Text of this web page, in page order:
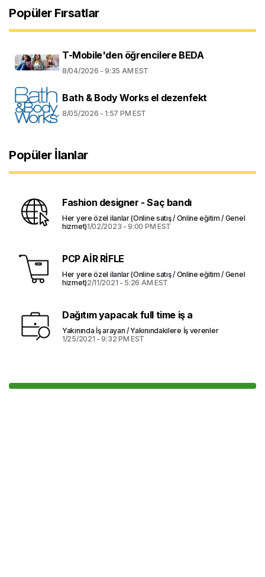
Popüler Fırsatlar
T-Mobile'den öğrencilere BEDA
8/04/2026 - 9:35 AM EST
Bath & Body Works el dezenfekt
8/05/2026 - 1:57 PM EST
Popüler İlanlar
Fashion designer - Saç bandı
Her yere özel ilanlar (Online satış / Online eğitim / Genel
hizmet)1/02/2023 - 9:00 PM EST
PCP AİR RİFLE
Her yere özel ilanlar (Online satış / Online eğitim / Genel
hizmet)2/11/2021 - 5:26 AM EST
Dağıtım yapacak full time iş a
Yakınında İş arayan / Yakınındakilere İş verenler
1/25/2021 - 9:32 PM EST